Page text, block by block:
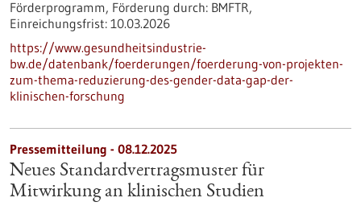
Förderprogramm, Förderung durch: BMFTR,
Einreichungsfrist: 10.03.2026
https://www.gesundheitsindustrie-
bw.de/datenbank/foerderungen/foerderung-von-projekten-
zum-thema-reduzierung-des-gender-data-gap-der-
klinischen-forschung
Pressemitteilung - 08.12.2025
Neues Standardvertragsmuster für
Mitwirkung an klinischen Studien